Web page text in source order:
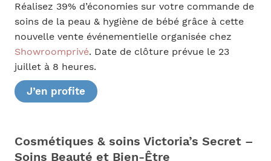
Réalisez 39% d’économies sur votre commande de
soins de la peau & hygiène de bébé grâce à cette
nouvelle vente événementielle organisée chez
Showroomprivé. Date de clôture prévue le 23
juillet à 8 heures.
J’en profite
Cosmétiques & soins Victoria’s Secret –
Soins Beauté et Bien-Être